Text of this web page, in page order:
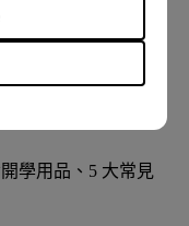
學用品、5 大常見